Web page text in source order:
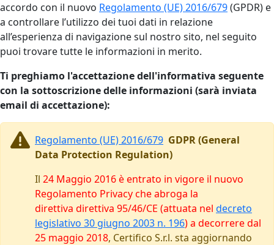
accordo con il nuovo Regolamento (UE) 2016/679(GPDR) e
a controllare l’utilizzo dei tuoi dati in relazione
all’esperienza di navigazione sul nostro sito, nel seguito
puoi trovare tutte le informazioni in merito.
Ti preghiamo l'accettazione dell'informativa seguente
con la sottoscrizione delle informazioni (sarà inviata
email di accettazione):
Regolamento (UE) 2016/679 GDPR (General
Data Protection Regulation)
Il 24 Maggio 2016 è entrato in vigore il nuovo
Regolamento Privacy che abroga la
direttiva direttiva 95/46/CE (attuata nel decreto
legislativo 30 giugno 2003 n. 196) a decorrere dal
25 maggio 2018, Certifico S.r.l. sta aggiornando